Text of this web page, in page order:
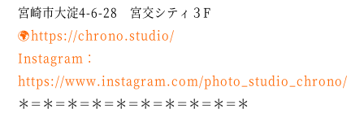
宮崎市大淀4-6-28 宮交シティ３F
🌍https://chrono.studio/
Instagram ：
https://www.instagram.com/photo_studio_chrono/
＊＝＊＝＊＝＊＝＊＝＊＝＊＝＊＝＊＝＊